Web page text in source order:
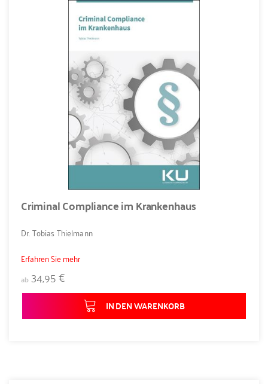
Criminal Compliance im Krankenhaus
Dr. Tobias Thielmann
Erfahren Sie mehr
ab 34,95 €
IN DEN WARENKORB